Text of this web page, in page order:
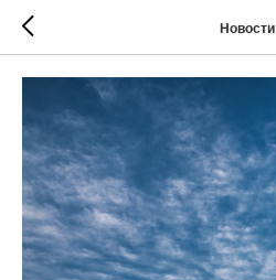
Новости